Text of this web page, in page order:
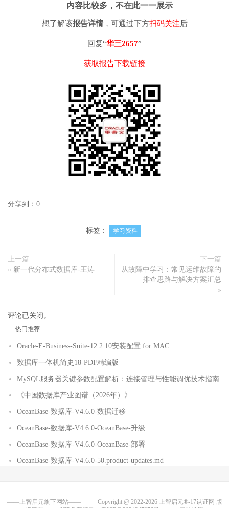
内容比较多， 不在此一一展示
想了解该报告详情，可通过下方扫码关注后
回复“华三2657”
获取报告下载链接
分享到： 0
标签： 学习资料
上一篇
« 新一代分布式数据库-王涛
下一篇
从故障中学习：常见运维故障的
排查思路与解决方案汇总
»
评论已关闭。
热门推荐
Oracle-E-Business-Suite-12.2.10安装配置 for MAC
数据库一体机简史18-PDF精编版
MySQL服务器关键参数配置解析：连接管理与性能调优技术指南
《中国数据库产业图谱（2026年）》
OceanBase-数据库-V4.6.0-数据迁移
OceanBase-数据库-V4.6.0-OceanBase-升级
OceanBase-数据库-V4.6.0-OceanBase-部署
OceanBase-数据库-V4.6.0-50.product-updates.md
——上智启元旗下网站——Copyright @ 2022-2026 上智启元®-17认证网 版